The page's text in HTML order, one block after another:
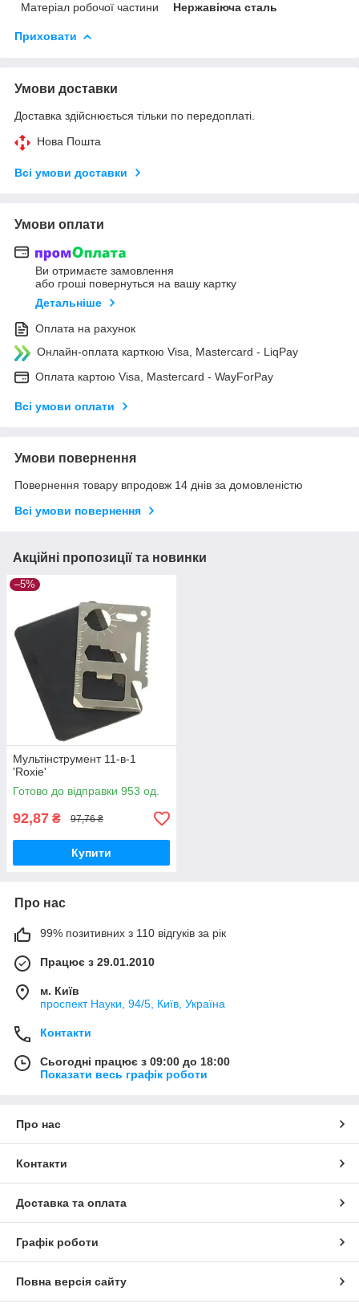
Матеріал робочої частини
Нержавіюча сталь
Приховати
Умови доставки
Доставка здійснюється тільки по передоплаті.
Нова Пошта
Всі умови доставки
Умови оплати
Ви отримаєте замовлення
або гроші повернуться на вашу картку
Детальніше
Оплата на рахунок
Онлайн-оплата карткою Visa, Mastercard - LiqPay
Оплата картою Visa, Mastercard - WayForPay
Всі умови оплати
Умови повернення
Повернення товару впродовж 14 днів за домовленістю
Всі умови повернення
Акційні пропозиції та новинки
–5%
Мультінструмент 11-в-1
'Roxie'
Готово до відправки 953 од.
92,87 ₴ 97,76 ₴
Купити
Про нас
99% позитивних з 110 відгуків за рік
Працює з 29.01.2010
м. Київ
проспект Науки, 94/5, Київ, Україна
Контакти
Сьогодні працює з 09:00 до 18:00
Показати весь графік роботи
Про нас
Контакти
Доставка та оплата
Графік роботи
Повна версія сайту